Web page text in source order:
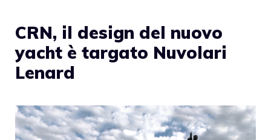
CRN, il design del nuovo
yacht è targato Nuvolari
Lenard